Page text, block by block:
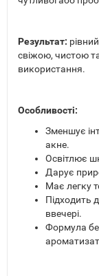
Результат:
свіжою, чистою
використання.
Особливості:
Зменшує
акне.
Освітлює
Дарує
Має легку
Підходить
ввечері.
Формула